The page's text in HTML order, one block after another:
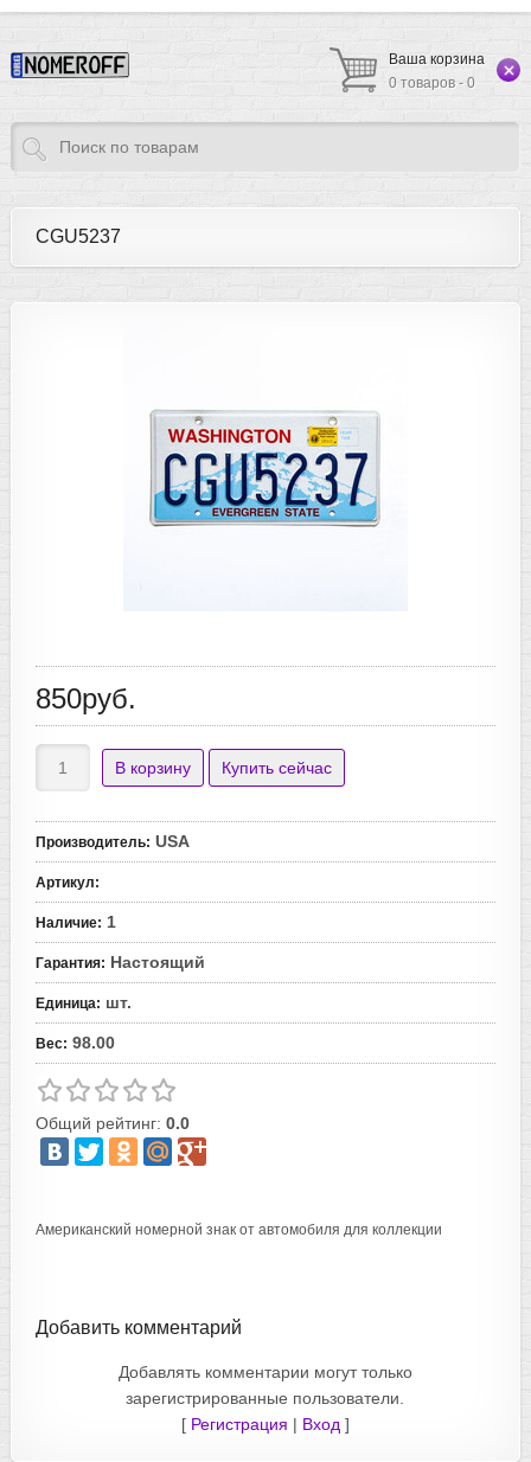
Ваша корзина
0 товаров - 0
CGU5237
850руб.
Производитель: USA
Артикул:
Наличие: 1
Гарантия: Настоящий
Единица: шт.
Вес: 98.00
Общий рейтинг: 0.0
Американский номерной знак от автомобиля для коллекции
Добавить комментарий
Добавлять комментарии могут только
зарегистрированные пользователи.
[ Регистрация | Вход ]